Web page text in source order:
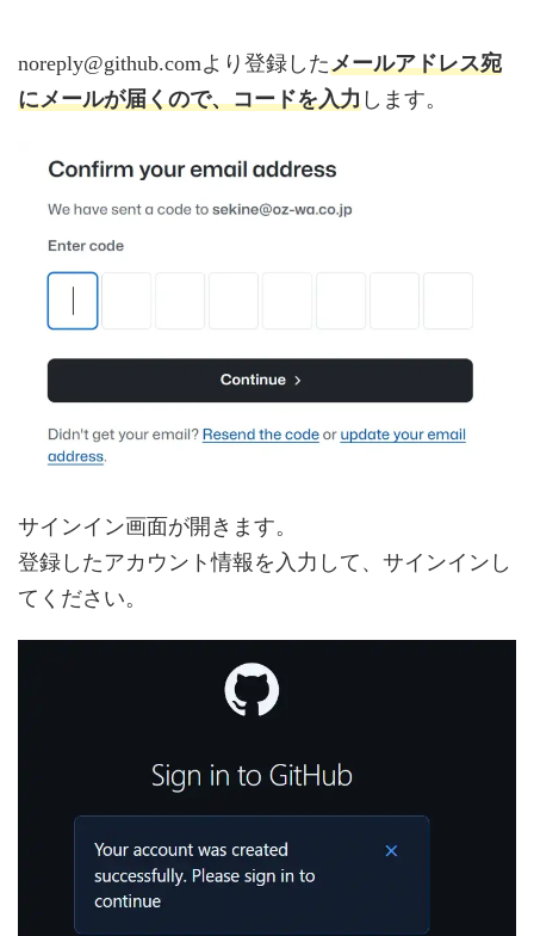
noreply@github.comより登録したメールアドレス宛
にメールが届くので、コードを入力 します。
サインイン画面が開きます。
登録したアカウント情報を入力して、サインインし
てください。